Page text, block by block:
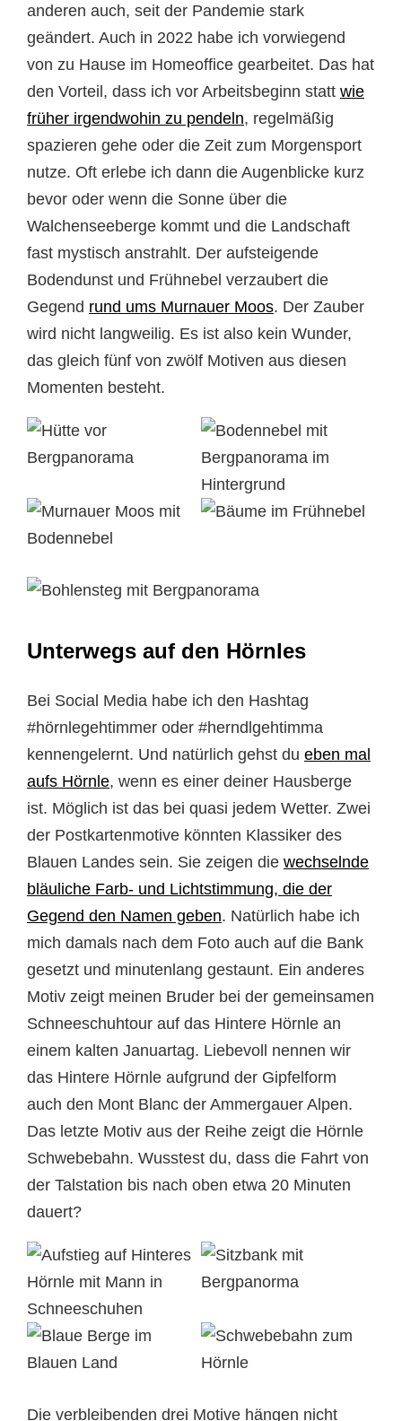
anderen auch, seit der Pandemie stark
geändert. Auch in 2022 habe ich vorwiegend
von zu Hause im Homeoffice gearbeitet. Das hat
den Vorteil, dass ich vor Arbeitsbeginn statt wie
früher irgendwohin zu pendeln, regelmäßig
spazieren gehe oder die Zeit zum Morgensport
nutze. Oft erlebe ich dann die Augenblicke kurz
bevor oder wenn die Sonne über die
Walchenseeberge kommt und die Landschaft
fast mystisch anstrahlt. Der aufsteigende
Bodendunst und Frühnebel verzaubert die
Gegend rund ums Murnauer Moos. Der Zauber
wird nicht langweilig. Es ist also kein Wunder,
das gleich fünf von zwölf Motiven aus diesen
Momenten besteht.
Unterwegs auf den Hörnles
Bei Social Media habe ich den Hashtag
#hörnlegehtimmer oder #herndlgehtimma
kennengelernt. Und natürlich gehst du eben mal
aufs Hörnle, wenn es einer deiner Hausberge
ist. Möglich ist das bei quasi jedem Wetter. Zwei
der Postkartenmotive könnten Klassiker des
Blauen Landes sein. Sie zeigen die wechselnde
bläuliche Farb- und Lichtstimmung, die der
Gegend den Namen geben. Natürlich habe ich
mich damals nach dem Foto auch auf die Bank
gesetzt und minutenlang gestaunt. Ein anderes
Motiv zeigt meinen Bruder bei der gemeinsamen
Schneeschuhtour auf das Hintere Hörnle an
einem kalten Januartag. Liebevoll nennen wir
das Hintere Hörnle aufgrund der Gipfelform
auch den Mont Blanc der Ammergauer Alpen.
Das letzte Motiv aus der Reihe zeigt die Hörnle
Schwebebahn. Wusstest du, dass die Fahrt von
der Talstation bis nach oben etwa 20 Minuten
dauert?
Die verbleibenden drei Motive hängen nicht